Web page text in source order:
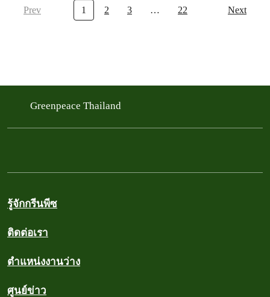
Prev 1 2 3 … 22 Next
Greenpeace Thailand
รู้จักกรีนพีซ
ติดต่อเรา
ตำแหน่งงานว่าง
ศูนย์ข่าว